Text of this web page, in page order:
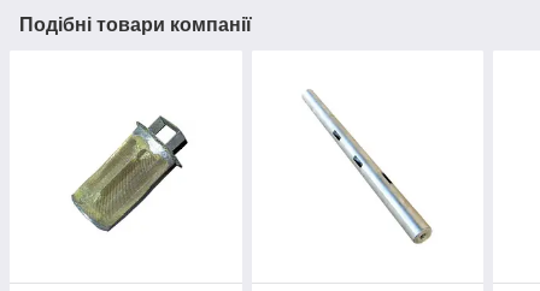
Подібні товари компанії